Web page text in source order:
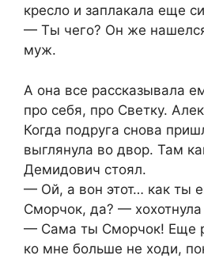
кресло и заплакала еще
— Ты чего? Он же
муж.
А она все рассказывала
про себя, про Светку.
Когда подруга снова
выглянула во двор. Там
Демидович стоял.
— Ой, а вон этот… как ты
Сморчок, да? — хохотнула
— Сама ты Сморчок! Еще
ко мне больше не ходи,